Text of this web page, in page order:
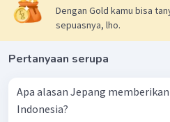
Dengan Gold kamu bisa
sepuasnya, lho.
Pertanyaan serupa
Apa alasan Jepang
Indonesia?